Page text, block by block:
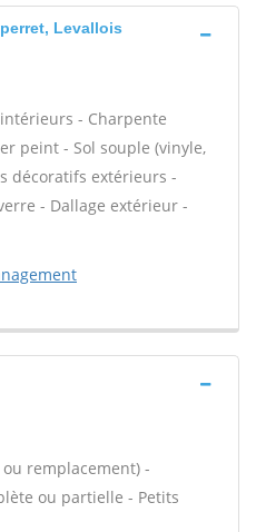
Levallois
- Charpente
peint - Sol souple (vinyle,
décoratifs extérieurs -
- Dallage extérieur -
remplacement) -
ou partielle - Petits